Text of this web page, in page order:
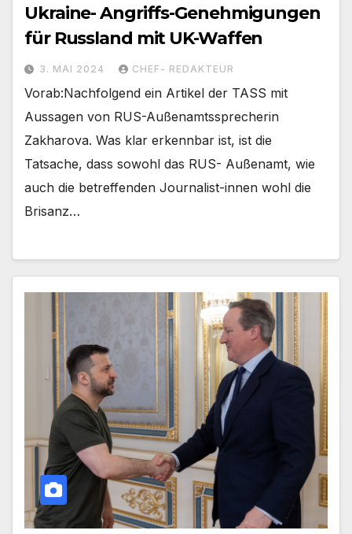
Ukraine- Angriffs-Genehmigungen
für Russland mit UK-Waffen
3. MAI 2024 CHEF- REDAKTEUR
Vorab:Nachfolgend ein Artikel der TASS mit
Aussagen von RUS-Außenamtssprecherin
Zakharova. Was klar erkennbar ist, ist die
Tatsache, dass sowohl das RUS- Außenamt, wie
auch die betreffenden Journalist-innen wohl die
Brisanz…